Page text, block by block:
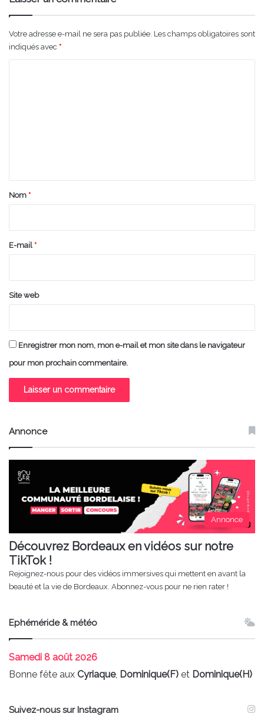
Votre adresse e-mail ne sera pas publiée. Les champs obligatoires sont
indiqués avec *
a
e
Nom *
E-mail *
Site web
Enregistrer mon nom, mon e-mail et mon site dans le navigateur
pour mon prochain commentaire.
Annonce
Annonce
Découvrez Bordeaux en vidéos sur notre
TikTok !
Rejoignez-nous pour des vidéos immersives qui mettent en avant la
beauté et la vie de Bordeaux. Abonnez-vous pour ne rien rater !
Ephéméride & météo
Samedi 8 août 2026
Bonne fête aux Cyriaque, Dominique(F) et Dominique(H)
Suivez-nous sur Instagram